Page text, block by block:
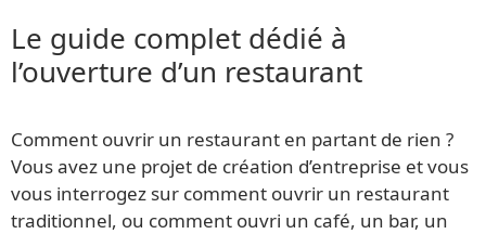
Le guide complet dédié à
l’ouverture d’un restaurant
Comment ouvrir un restaurant en partant de rien ?
Vous avez une projet de création d’entreprise et vous
vous interrogez sur comment ouvrir un restaurant
traditionnel, ou comment ouvri un café, un bar, un